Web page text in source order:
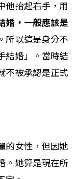
他抬起右手，用
婚，一般應該是
所以這是身分不
結婚」。當時結
不被承認是正式
的女性，但因她
。她算是現在所